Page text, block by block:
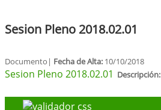
Sesion Pleno 2018.02.01
Documento| Fecha de Alta: 10/10/2018
Sesion Pleno 2018.02.01 Descripción: